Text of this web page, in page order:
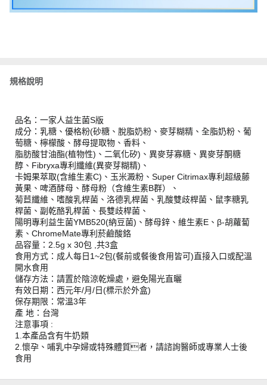
規格說明
品名：一家人益生菌S版
成分：乳糖、優格粉(砂糖、脫脂奶粉、麥芽糊精、全脂奶粉、葡
萄糖、檸檬酸、酵母提取物、香料、
脂肪酸甘油酯(植物性)、二氧化矽)、異麥芽寡糖、異麥芽酮糖
醇、Fibryxa專利纖維(異麥芽糊精)、
卡姆果萃取(含維生素C)、玉米澱粉、Super Citrimax專利超級藤
黃果、啤酒酵母、酵母粉（含維生素B群）、
菊苣纖維、嗜酸乳桿菌、洛德乳桿菌、乳酸雙歧桿菌、鼠李糖乳
桿菌、副乾酪乳桿菌、長雙歧桿菌、
陽明專利益生菌YMB520(納豆菌)、酵母鋅、維生素E、β-胡蘿蔔
素、ChromeMate專利菸鹼酸鉻
品容量：2.5g x 30包 ,共3盒
食用方式：成人每日1~2包(餐前或餐後食用皆可)直接入口或配溫
開水食用
儲存方法：請置於陰涼乾燥處，避免陽光直曬
有效日期：西元年/月/日(標示於外盒)
保存期限：常溫3年
產 地：台灣
注意事項 :
1.本產品含有牛奶類
2.懷孕、哺乳中孕婦或特殊體質者，請諮詢醫師或專業人士後
食用